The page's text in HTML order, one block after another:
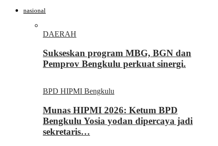
nasional
DAERAH
Sukseskan program MBG, BGN dan
Pemprov Bengkulu perkuat sinergi.
BPD HIPMI Bengkulu
Munas HIPMI 2026: Ketum BPD
Bengkulu Yosia yodan dipercaya jadi
sekretaris…